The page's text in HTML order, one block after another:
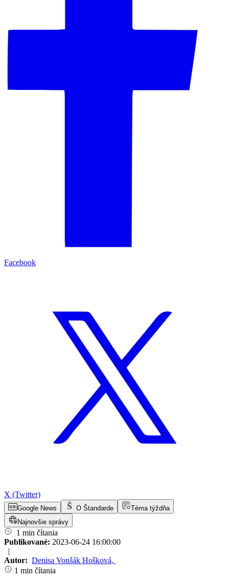
Facebook
X (Twitter)
Google News O Štandarde
Téma týždňa
Najnovšie správy
1 min čítania
Publikované: 2023-06-24 16:00:00
|
Autor: Denisa Vonšák Hošková,
1 min čítania